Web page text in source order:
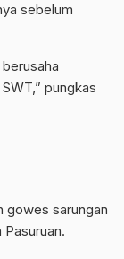
sebelum
pungkas
gowes sarungan